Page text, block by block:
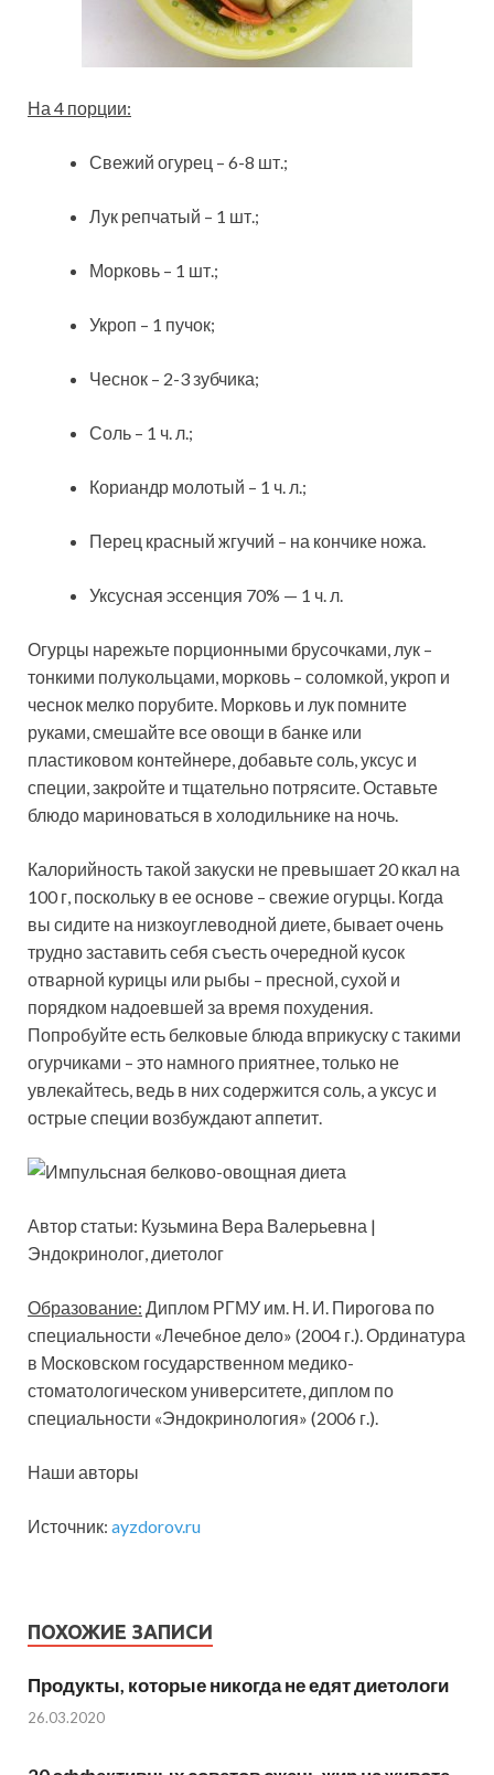
На 4 порции:
Свежий огурец – 6-8 шт.;
Лук репчатый – 1 шт.;
Морковь – 1 шт.;
Укроп – 1 пучок;
Чеснок – 2-3 зубчика;
Соль – 1 ч. л.;
Кориандр молотый – 1 ч. л.;
Перец красный жгучий – на кончике ножа.
Уксусная эссенция 70% — 1 ч. л.
Огурцы нарежьте порционными брусочками, лук –
тонкими полукольцами, морковь – соломкой, укроп и
чеснок мелко порубите. Морковь и лук помните
руками, смешайте все овощи в банке или
пластиковом контейнере, добавьте соль, уксус и
специи, закройте и тщательно потрясите. Оставьте
блюдо мариноваться в холодильнике на ночь.
Калорийность такой закуски не превышает 20 ккал на
100 г, поскольку в ее основе – свежие огурцы. Когда
вы сидите на низкоуглеводной диете, бывает очень
трудно заставить себя съесть очередной кусок
отварной курицы или рыбы – пресной, сухой и
порядком надоевшей за время похудения.
Попробуйте есть белковые блюда вприкуску с такими
огурчиками – это намного приятнее, только не
увлекайтесь, ведь в них содержится соль, а уксус и
острые специи возбуждают аппетит.
Автор статьи: Кузьмина Вера Валерьевна |
Эндокринолог, диетолог
Образование: Диплом РГМУ им. Н. И. Пирогова по
специальности «Лечебное дело» (2004 г.). Ординатура
в Московском государственном медико-
стоматологическом университете, диплом по
специальности «Эндокринология» (2006 г.).
Наши авторы
Источник: ayzdorov.ru
ПОХОЖИЕ ЗАПИСИ
Продукты, которые никогда не едят диетологи
26.03.2020